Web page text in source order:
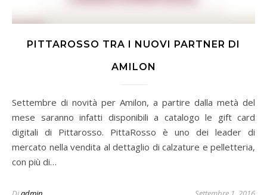
PITTAROSSO TRA I NUOVI PARTNER DI
AMILON
Settembre di novità per Amilon, a partire dalla metà del
mese saranno infatti disponibili a catalogo le gift card
digitali di Pittarosso. PittaRosso è uno dei leader di
mercato nella vendita al dettaglio di calzature e pelletteria,
con più di…